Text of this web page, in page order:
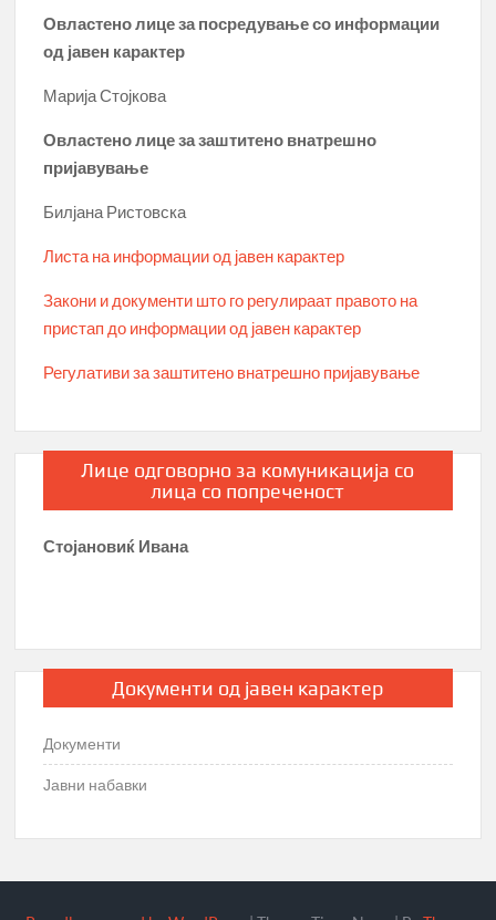
Овластено лице за посредување со информации
од јавен карактер
Марија Стојкова
Овластено лице за заштитено внатрешно
пријавување
Билјана Ристовска
Листа на информации од јавен карактер
Закони и документи што го регулираат правото на
пристап до информации од јавен карактер
Регулативи за заштитено внатрешно пријавување
Лице одговорно за комуникација со
лица со попреченост
Стојановиќ Ивана
Документи од јавен карактер
Документи
Јавни набавки